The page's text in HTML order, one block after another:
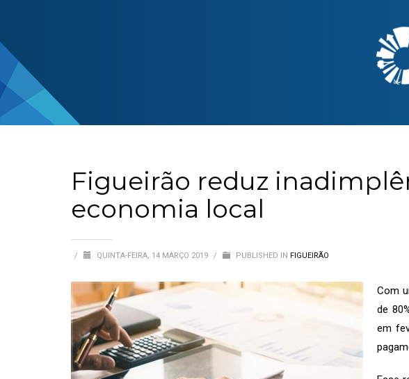
Figueirão reduz
economia local
/ QUINTA-FEIRA, 14 MARÇO 2019 / PUBLISHED IN FIGUEIRÃO
Com
de
em